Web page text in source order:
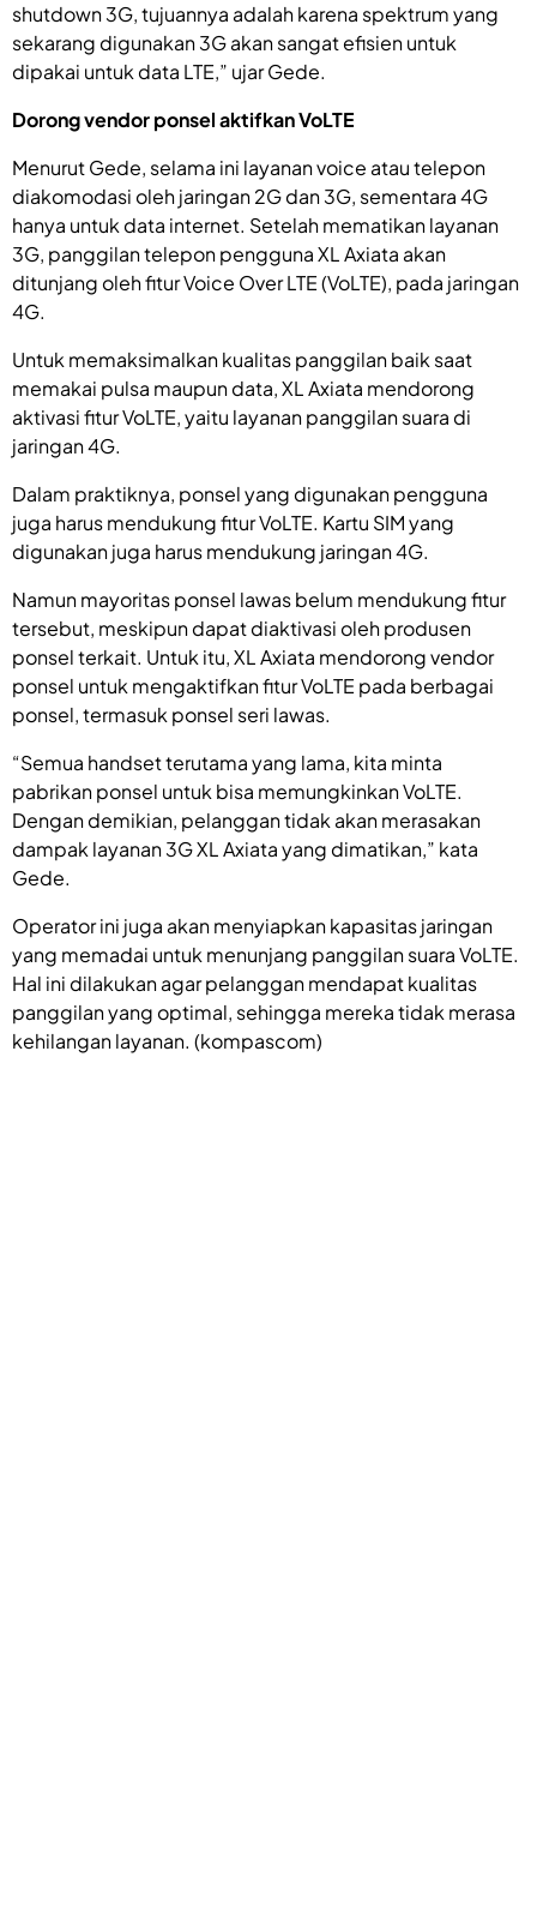
shutdown 3G, tujuannya adalah karena spektrum yang
sekarang digunakan 3G akan sangat efisien untuk
dipakai untuk data LTE,” ujar Gede.
Dorong vendor ponsel aktifkan VoLTE
Menurut Gede, selama ini layanan voice atau telepon
diakomodasi oleh jaringan 2G dan 3G, sementara 4G
hanya untuk data internet. Setelah mematikan layanan
3G, panggilan telepon pengguna XL Axiata akan
ditunjang oleh fitur Voice Over LTE (VoLTE), pada jaringan
4G.
Untuk memaksimalkan kualitas panggilan baik saat
memakai pulsa maupun data, XL Axiata mendorong
aktivasi fitur VoLTE, yaitu layanan panggilan suara di
jaringan 4G.
Dalam praktiknya, ponsel yang digunakan pengguna
juga harus mendukung fitur VoLTE. Kartu SIM yang
digunakan juga harus mendukung jaringan 4G.
Namun mayoritas ponsel lawas belum mendukung fitur
tersebut, meskipun dapat diaktivasi oleh produsen
ponsel terkait. Untuk itu, XL Axiata mendorong vendor
ponsel untuk mengaktifkan fitur VoLTE pada berbagai
ponsel, termasuk ponsel seri lawas.
“Semua handset terutama yang lama, kita minta
pabrikan ponsel untuk bisa memungkinkan VoLTE.
Dengan demikian, pelanggan tidak akan merasakan
dampak layanan 3G XL Axiata yang dimatikan,” kata
Gede.
Operator ini juga akan menyiapkan kapasitas jaringan
yang memadai untuk menunjang panggilan suara VoLTE.
Hal ini dilakukan agar pelanggan mendapat kualitas
panggilan yang optimal, sehingga mereka tidak merasa
kehilangan layanan. (kompascom)